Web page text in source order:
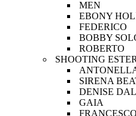
MEN
EBONY
FEDERICO
BOBBY
ROBERTO
SHOOTING
SIRENA
DENISE
GAIA
FRANCESCO